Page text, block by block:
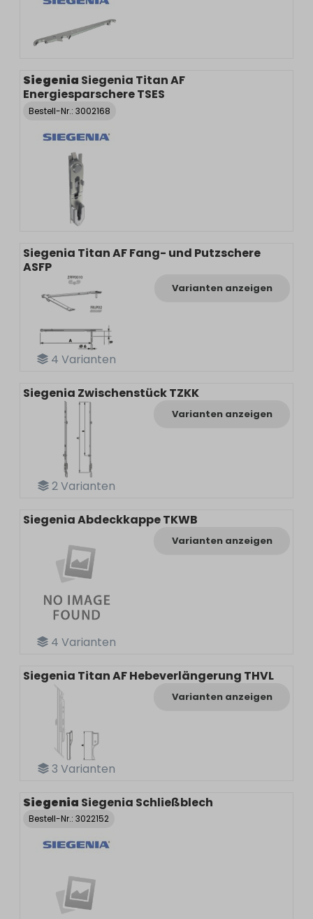
Siegenia Siegenia Titan AF
Energiesparschere TSES
Bestell-Nr.: 3002168
4 Varianten
Siegenia Titan AF Fang- und Putzschere
ASFP
Varianten anzeigen
2Varianten
Siegenia Zwischenstück TZKK
Varianten anzeigen
4 Varianten
Siegenia Abdeckkappe TKWB
Varianten anzeigen
3 Varianten
Siegenia Titan AF Hebeverlängerung THVL
Varianten anzeigen
Siegenia Siegenia Schließblech
Bestell-Nr.: 3022152